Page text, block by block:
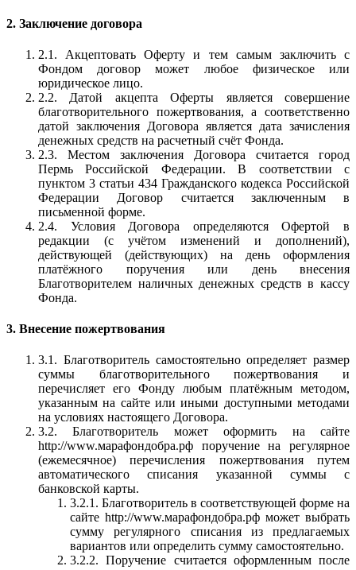
2. Заключение договора
2.1. Акцептовать Оферту и тем самым заключить с
Фондом договор может любое физическое или
юридическое лицо.
2.2. Датой акцепта Оферты является совершение
благотворительного пожертвования, а соответственно
датой заключения Договора является дата зачисления
денежных средств на расчетный счёт Фонда.
2.3. Местом заключения Договора считается город
Пермь Российской Федерации. В соответствии с
пунктом 3 статьи 434 Гражданского кодекса Российской
Федерации Договор считается заключенным в
письменной форме.
2.4. Условия Договора определяются Офертой в
редакции (с учётом изменений и дополнений),
действующей (действующих) на день оформления
платёжного поручения или день внесения
Благотворителем наличных денежных средств в кассу
Фонда.
3. Внесение пожертвования
3.1. Благотворитель самостоятельно определяет размер
суммы благотворительного пожертвования и
перечисляет его Фонду любым платёжным методом,
указанным на сайте или иными доступными методами
на условиях настоящего Договора.
3.2. Благотворитель может оформить на сайте
http://www.марафондобра.рф поручение на регулярное
(ежемесячное) перечисления пожертвования путем
автоматического списания указанной суммы с
банковской карты.
3.2.1. Благотворитель в соответствующей форме на
сайте http://www.марафондобра.рф может выбрать
сумму регулярного списания из предлагаемых
вариантов или определить сумму самостоятельно.
3.2.2. Поручение считается оформленным после